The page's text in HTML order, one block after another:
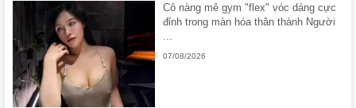
Cô nàng mê gym "flex" vóc dáng cực
đỉnh trong màn hóa thân thành Người
07/08/2026